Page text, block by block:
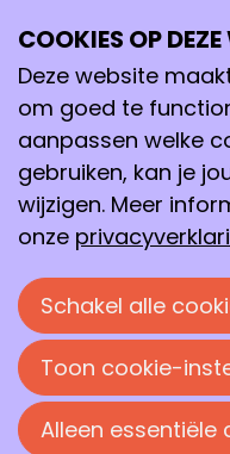
Elbrig Jansma, MSc
Ik ben Elbrig
ik met veel
bij de KNCV. Ik houd
organiseren van
van de Chemie, en
de nieuwsbrief en
Mijn interesse in
begon tijdens mijn
Universiteit van
dat ik niet zelf het
vond het nog te leuk
COOKIES OP
Deze website
om goed te
aanpassen welke
gebruiken, kan je
wijzigen. Meer
onze
Schakel alle
Toon cookie-
Alleen essentiële